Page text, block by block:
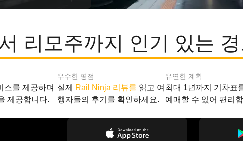
리모주까지 인기 있는
스를 제공하며
제공합니다.
우수한 평점
실제 Rail Ninja 리뷰를 읽고 여
행자들의 후기를 확인하세요.
유연한 계획
최대 1년까지 기차표
예매할 수 있어 편리